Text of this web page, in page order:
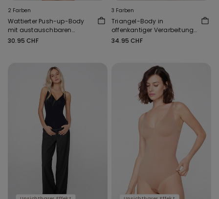
2 Farben
Wattierter Push-up-Body
mit austauschbaren
Trägern
30.95 CHF
3 Farben
Triangel-Body in
offenkantiger Verarbeitung
Natural Lifting
34.95 CHF